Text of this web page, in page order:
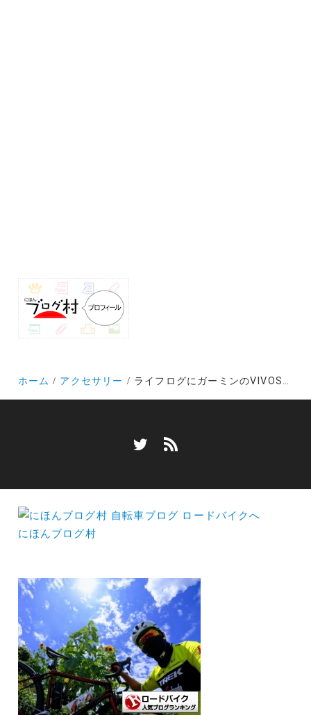
ホーム アクセサリー ライフログにガーミンのVIVOSMART4を選んだ理由とファーストインプレッション
にほんブログ村